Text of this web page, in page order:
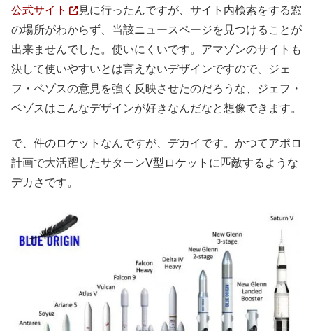
公式サイト
見に行ったんですが、サイト内検索をする窓
の場所がわからず、当該ニュースページを見つけることが
出来ませんでした。使いにくいです。アマゾンのサイトも
決して使いやすいとは言えないデザインですので、ジェ
フ・ベゾスの意見を強く反映させたのだろうな、ジェフ・
ベゾスはこんなデザインが好きなんだなと想像できます。
で、件のロケットなんですが、デカイです。かつてアポロ
計画で大活躍したサターンV型ロケットに匹敵するような
デカさです。